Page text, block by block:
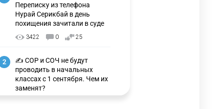
Переписку из телефона
Нурай Серикбай в день
похищения зачитали в суде
3422 0 25
2
✍️ СОР и СОЧ не будут
проводить в начальных
классах с 1 сентября. Чем их
заменят?